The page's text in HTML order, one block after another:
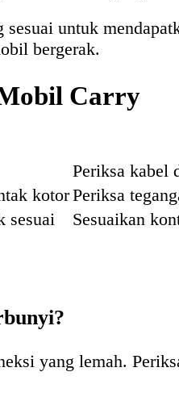
untuk
bergerak.
Carry
Periksa kabel
kotorPeriksa
sesuai Sesuaikan
yang lemah.